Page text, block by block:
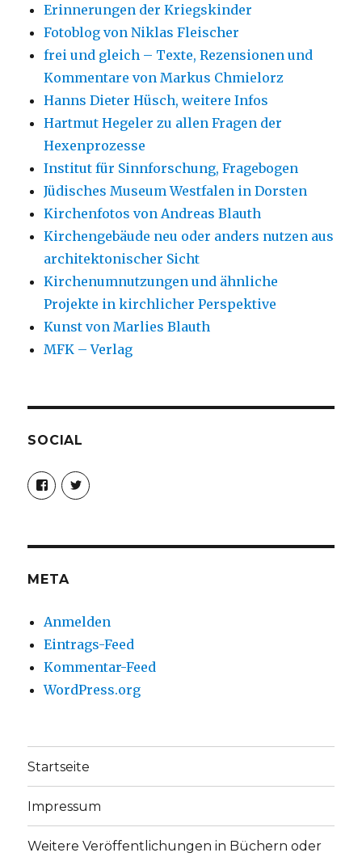
Erinnerungen der Kriegskinder
Fotoblog von Niklas Fleischer
frei und gleich – Texte, Rezensionen und
Kommentare von Markus Chmielorz
Hanns Dieter Hüsch, weitere Infos
Hartmut Hegeler zu allen Fragen der
Hexenprozesse
Institut für Sinnforschung, Fragebogen
Jüdisches Museum Westfalen in Dorsten
Kirchenfotos von Andreas Blauth
Kirchengebäude neu oder anders nutzen aus
architektonischer Sicht
Kirchenumnutzungen und ähnliche
Projekte in kirchlicher Perspektive
Kunst von Marlies Blauth
MFK – Verlag
SOCIAL
Profil
von
christoph.fleischer1
anzeigen
Profil
von
anzeigen
META
Anmelden
Eintrags-Feed
Kommentar-Feed
WordPress.org
Startseite
Impressum
Weitere Veröffentlichungen in Büchern oder